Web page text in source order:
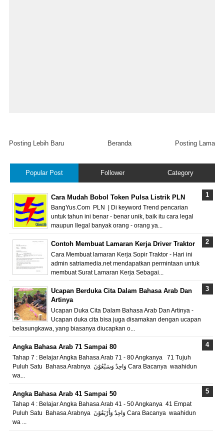
Posting Lebih Baru Posting Lama
Beranda
Popular Post Follower Category
Cara Mudah Bobol Token Pulsa Listrik PLN
BangYus.Com PLN | Di keyword Trend pencarian
untuk tahun ini benar - benar unik, baik itu cara legal
maupun Ilegal banyak orang - orang ya...
Contoh Membuat Lamaran Kerja Driver Traktor
Cara Membuat lamaran Kerja Sopir Traktor - Hari ini
admin satriamedia.net mendapatkan permintaan untuk
membuat Surat Lamaran Kerja Sebagai...
Ucapan Berduka Cita Dalam Bahasa Arab Dan
Artinya
Ucapan Duka Cita Dalam Bahasa Arab Dan Artinya -
Ucapan duka cita bisa juga disamakan dengan ucapan
belasungkawa, yang biasanya diucapkan o...
Angka Bahasa Arab 71 Sampai 80
Tahap 7 : Belajar Angka Bahasa Arab 71 - 80 Angkanya 71 Tujuh
Puluh Satu Bahasa Arabnya وَاحِدٌ وَسَبْعُوْنَ Cara Bacanya waahidun
wa...
Angka Bahasa Arab 41 Sampai 50
Tahap 4 : Belajar Angka Bahasa Arab 41 - 50 Angkanya 41 Empat
Puluh Satu Bahasa Arabnya وَاحِدٌ وَأَرْبَعُوْنَ Cara Bacanya waahidun
wa ...